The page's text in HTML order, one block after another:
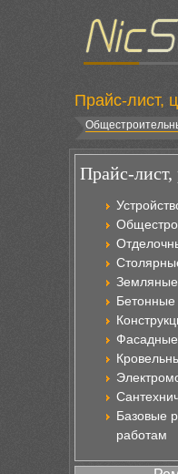
Прайс-лист,
Прайс-лист,
Бетонные
Базовые
работам